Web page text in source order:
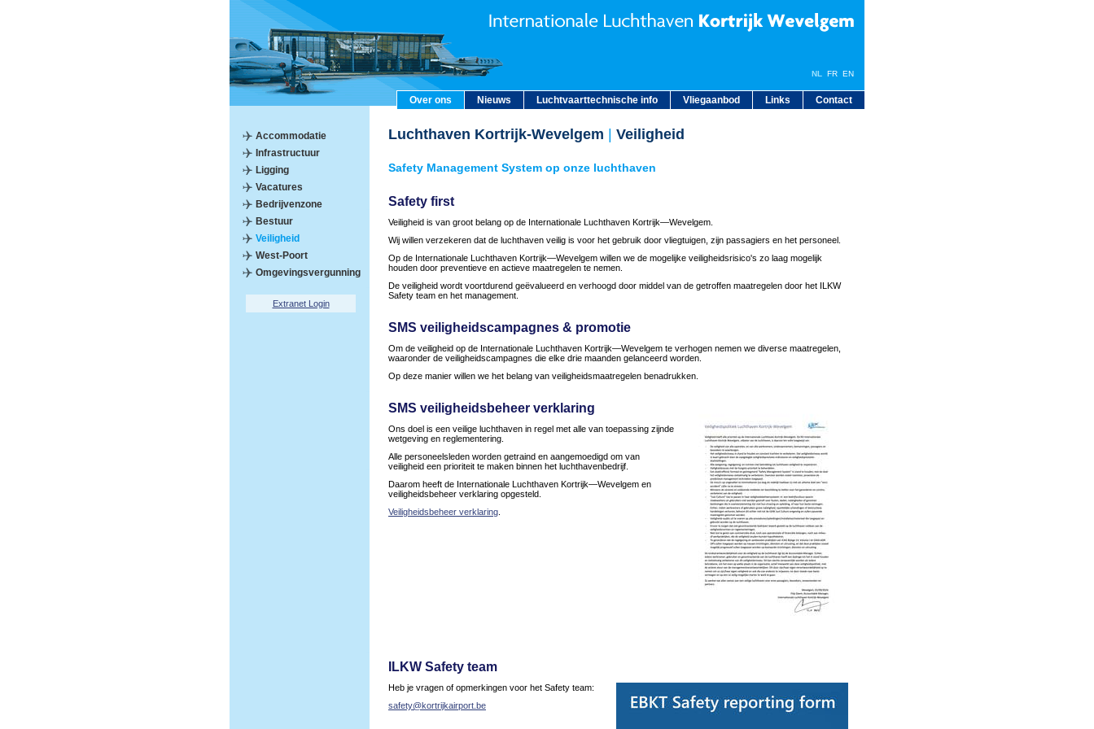
Over ons Nieuws Luchtvaarttechnische info Vliegaanbod Links Contact
NL FR EN
Accommodatie
Infrastructuur
Ligging
Vacatures
Bedrijvenzone
Bestuur
Veiligheid
West-Poort
Omgevingsvergunning
Extranet Login
Luchthaven Kortrijk-Wevelgem Veiligheid
Safety Management System op onze luchthaven
Safety first
Veiligheid is van groot belang op de Internationale Luchthaven Kortrijk—Wevelgem.
Wij willen verzekeren dat de luchthaven veilig is voor het gebruik door vliegtuigen, zijn passagiers en het personeel.
Op de Internationale Luchthaven Kortrijk—Wevelgem willen we de mogelijke veiligheidsrisico's zo laag mogelijk
houden door preventieve en actieve maatregelen te nemen.
De veiligheid wordt voortdurend geëvalueerd en verhoogd door middel van de getroffen maatregelen door het ILKW
Safety team en het management.
SMS veiligheidscampagnes & promotie
Om de veiligheid op de Internationale Luchthaven Kortrijk—Wevelgem te verhogen nemen we diverse maatregelen,
waaronder de veiligheidscampagnes die elke drie maanden gelanceerd worden.
Op deze manier willen we het belang van veiligheidsmaatregelen benadrukken.
SMS veiligheidsbeheer verklaring
Ons doel is een veilige luchthaven in regel met alle van toepassing zijnde
wetgeving en reglementering.
Alle personeelsleden worden getraind en aangemoedigd om van
veiligheid een prioriteit te maken binnen het luchthavenbedrijf.
Daarom heeft de Internationale Luchthaven Kortrijk—Wevelgem en
veiligheidsbeheer verklaring opgesteld.
Veiligheidsbeheer verklaring
ILKW Safety team
Heb je vragen of opmerkingen voor het Safety team:
safety@kortrijkairport.be